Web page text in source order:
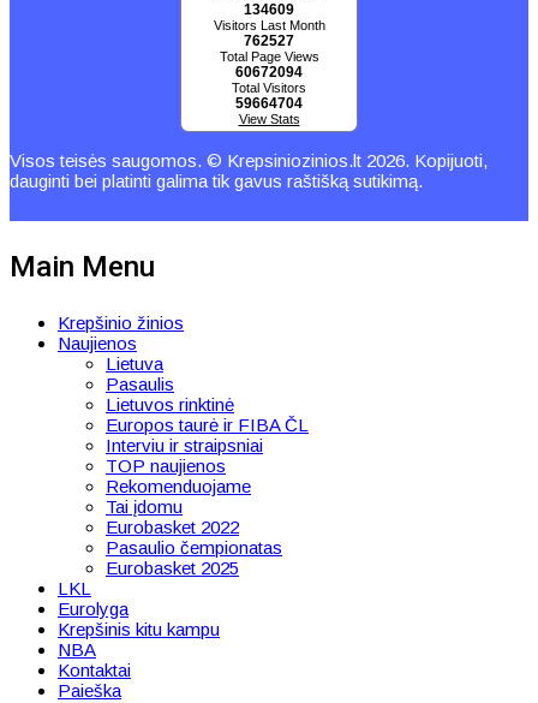
134609
Visitors Last Month
762527
Total Page Views
60672094
Total Visitors
59664704
View Stats
Visos teisės saugomos. © Krepsiniozinios.lt 2026. Kopijuoti,
dauginti bei platinti galima tik gavus raštišką sutikimą.
Main Menu
Krepšinio žinios
Naujienos
Lietuva
Pasaulis
Lietuvos rinktinė
Europos taurė ir FIBA ČL
Interviu ir straipsniai
TOP naujienos
Rekomenduojame
Tai įdomu
Eurobasket 2022
Pasaulio čempionatas
Eurobasket 2025
LKL
Eurolyga
Krepšinis kitu kampu
NBA
Kontaktai
Paieška